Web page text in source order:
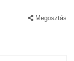
Megosztás